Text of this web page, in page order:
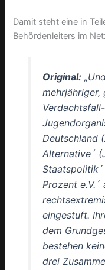
Damit steht eine in
Behördenleiters im
Original:
mehrjähriger,
Deutschland
Alternative´
Staatspolitik´
Prozent
eingestuft.
dem
bestehen
drei